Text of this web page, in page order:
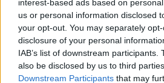
interest-based ads based on
us or personal information disclosed
your opt-out. You may separately
disclosure of your personal
IAB’s list of downstream participants.
also be disclosed by us to third
Downstream Participants that may